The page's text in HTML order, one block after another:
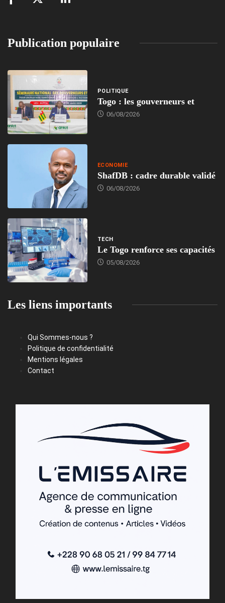
Publication populaire
POLITIQUE
Togo : les gouverneurs et
06/08/2026
ECONOMIE
ShafDB : cadre durable validé
06/08/2026
TECH
Le Togo renforce ses capacités
05/08/2026
Les liens importants
Qui Sommes-nous ?
Politique de confidentialité
Mentions légales
Contact